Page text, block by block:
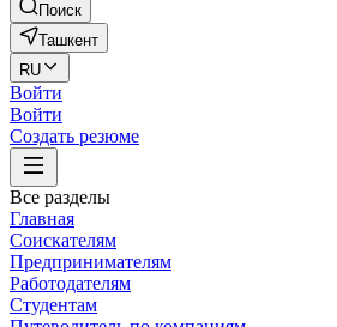
Поиск
Ташкент
RU
Войти
Войти
Создать резюме
Все разделы
Главная
Соискателям
Предпринимателям
Работодателям
Студентам